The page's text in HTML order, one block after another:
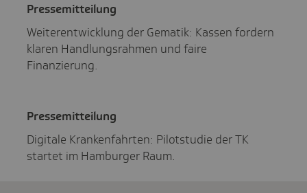
Pres­se­mit­tei­lung
Weiterentwicklung der Gematik: Kassen fordern
klaren Handlungsrahmen und faire
Finanzierung.
Pres­se­mit­tei­lung
Digitale Krankenfahrten: Pilotstudie der TK
startet im Hamburger Raum.